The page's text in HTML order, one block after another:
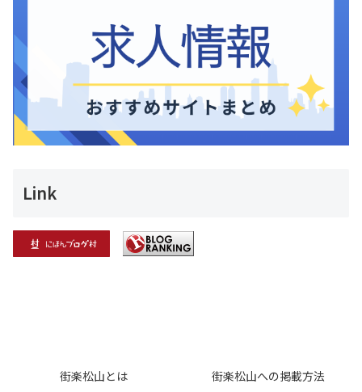
Link
街楽松山とは
街楽松山への掲載方法